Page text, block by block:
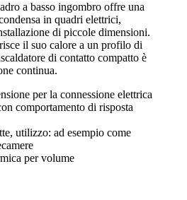
a basso ingombro offre una
in quadri elettrici,
di piccole dimensioni.
il suo calore a un profilo di
di contatto compatto è
continua.
per la connessione elettrica
comportamento di risposta
utilizzo: ad esempio come
per volume